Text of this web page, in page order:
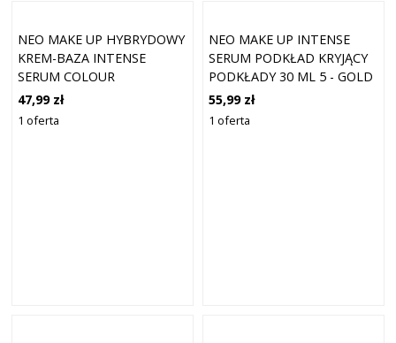
NEO MAKE UP HYBRYDOWY
KREM-BAZA INTENSE
SERUM COLOUR
CORRECTING SERUM
PRZECIWZMARSZCZKOWE 9
47,99 zł
1 oferta
NEO MAKE UP INTENSE
SERUM PODKŁAD KRYJĄCY
PODKŁADY 30 ML 5 - GOLD
55,99 zł
1 oferta